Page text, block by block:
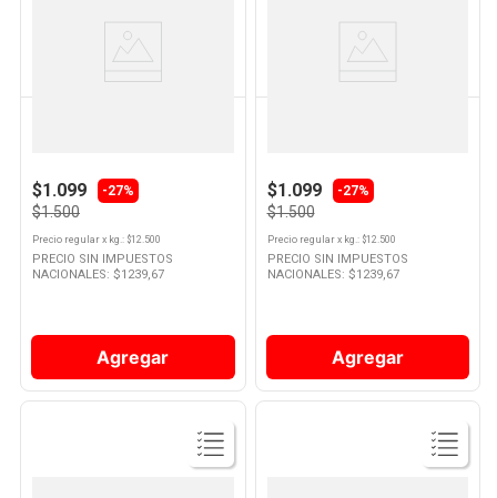
Producto
$1.099 -27%
$1.500
Precio regular x kg.: $12.500
PRECIO SIN IMPUESTOS
NACIONALES: $1239,67
Agregar
Producto
$1.099 -27%
$1.500
Precio regularx kg.: $12.500
PRECIO SIN IMPUESTOS
NACIONALES: $1239,67
Agregar